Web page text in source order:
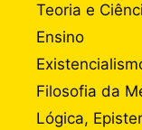
Teoria e
Ensino
Filosofia da
Lógica,